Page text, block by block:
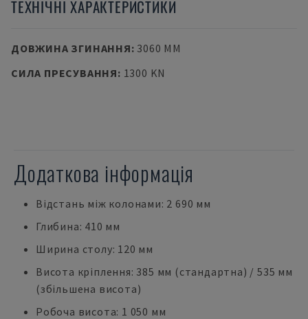
ТЕХНІЧНІ ХАРАКТЕРИСТИКИ
ДОВЖИНА ЗГИНАННЯ: 3060 MM
СИЛА ПРЕСУВАННЯ: 1300 KN
Додаткова інформація
Відстань між колонами: 2 690 мм
Глибина: 410 мм
Ширина столу: 120 мм
Висота кріплення: 385 мм (стандартна) / 535 мм
(збільшена висота)
Робоча висота: 1 050 мм